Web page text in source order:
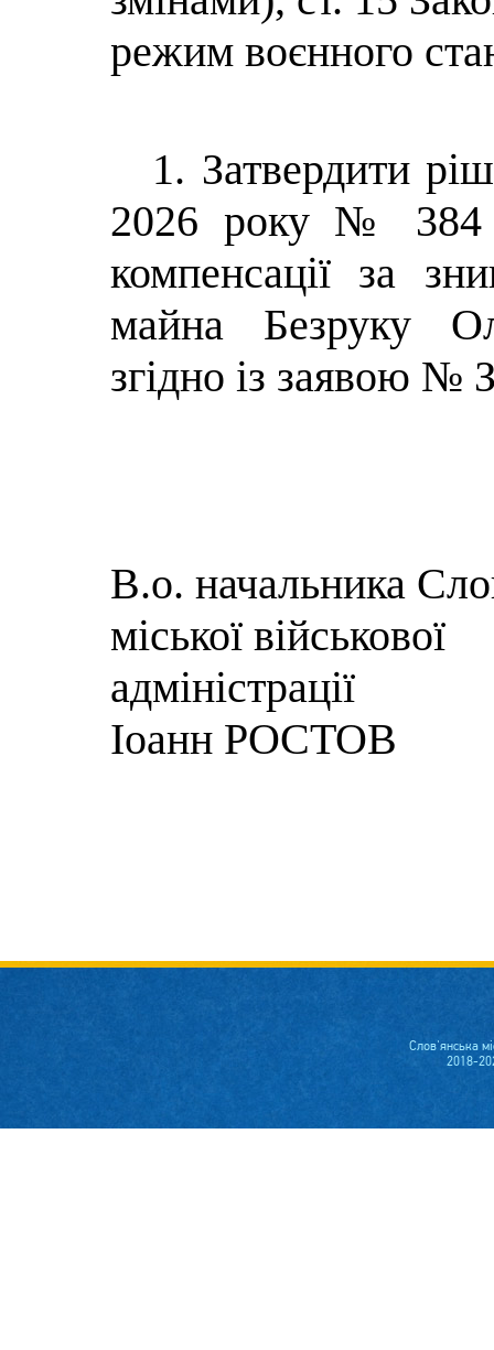
режим воєнного
1. Затвердити
2026 року № 384
компенсації за
майна Безруку
згідно із заявою №
В.о. начальника
міської військової
Іоанн РОСТОВ
Слов'янська
2018-